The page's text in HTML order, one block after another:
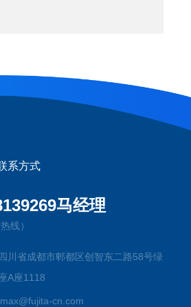
系方式
马经理
线）
川省成都市郫都区创智东二路58号绿
A座1118
cn.com